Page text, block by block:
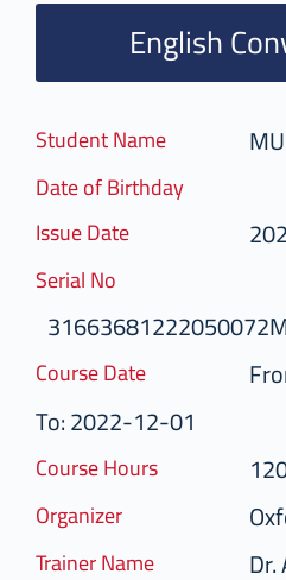
English
Student Name
Date of Birthday
Issue Date
Serial No
Course Date
To: 2022-12-01
Course Hours
Organizer
Trainer Name